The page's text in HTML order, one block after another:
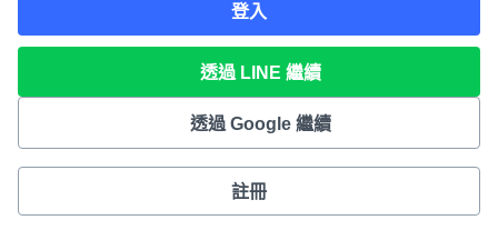
登入
透過 LINE 繼續
透過 Google 繼續
註冊